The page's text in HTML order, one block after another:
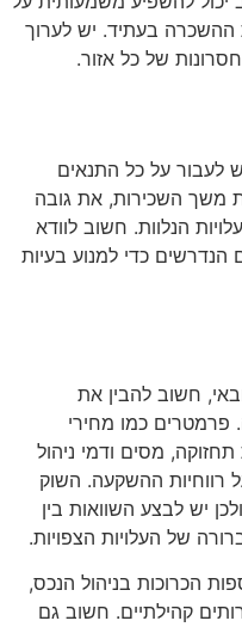
ההשכרה בעתיד. יש לערוך
של כל אזור.
לעבור על כל התנאים
משך השכירות, את גובה
הנלוות. חשוב לוודא
כדי למנוע בעיות
חשוב להבין את
פרמטרים כמו מחירי
מסים ודמי ניהול
רווחיות ההשקעה. השוק
יש לבצע השוואות בין
של העלויות הצפויות.
הכרוכות בניהול הנכס,
קהילתיים. חשוב גם